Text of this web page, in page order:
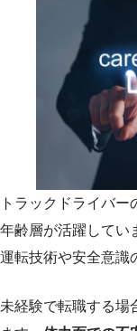
トラックドライバ
年齢層が活躍してい
運転技術や安全意識
未経験で転職する場